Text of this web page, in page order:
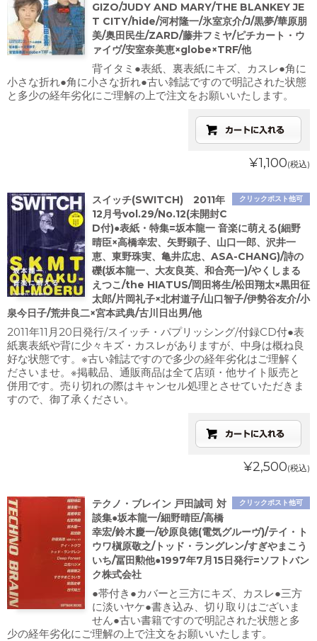
GIZO/JUDY AND MARY/THE BLANKEY JE
T CITY/hide/河村隆一/氷室京介/J/黒夢/華原朋
美/奥田民生/ZARD/藤井フミヤ/ピチカート・ウ
ァイヴ/安室奈美恵×globe×TRF/他
背イタミ●表紙、裏表紙にキズ、カスレ●角に
小さな折れ●角に小さな折れ●古い雑誌ですので明記された状態
と多少の経年劣化にご理解の上で注文をお願いいたします。
¥1,100(税込)
クリックポスト他可
スイッチ(SWITCH) 2011年
12月号vol.29/No.12(未開封C
D付)●表紙・特集=坂本龍一 音楽に萌える(細野
晴臣×高橋幸宏、矢野顕子、山口一郎、沢井一
恵、東野珠実、亀井広忠、ASA-CHANG)/詩の
礫(坂本龍一、大友良英、和合亮一)/やくしまる
えつこ/the HIATUS/岡田将生/松田翔太×黒田征
太郎/片岡礼子×北村道子/山口智子/伊勢谷友介/小
泉今日子/荒井良二×宮本武典/古川日出男/他
2011年11月20日発行/スイッチ・パプリッシング/付録CD付●表
紙裏表紙や背に少々キズ・カスレがありますが、中身は概ね良
好な状態です。※古い雑誌ですので多少の経年劣化はご理解く
ださいませ。※掲載品、通販商品は全て店頭・他サイト販売と
併用です。売り切れの際はキャンセル処理とさせていただきま
すので、御了承ください。
¥2,500(税込)
クリックポスト他可
テクノ・ブレイン 戸田誠司 対
談集●坂本龍一/細野晴臣/高橋
幸宏/鈴木慶一/砂原良徳(電気グルーヴ)/テイ・ト
ウワ槇原敬之/トッド・ラングレン/すぎやまこう
いち/冨田勲他●1997年7月15日発行=ソフトバン
ク株式会社
●帯付き●カバーと三方にキズ、カスレ●三方
に淡いヤケ●書き込み、切り取りはございま
せん●古い書籍ですので明記された状態と多
少の経年劣化にご理解の上で注文をお願いいたします。